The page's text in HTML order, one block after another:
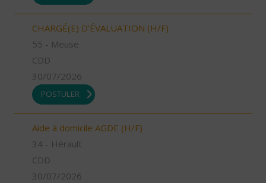
CHARGÉ(E) D'ÉVALUATION (H/F)
55 - Meuse
CDD
30/07/2026
POSTULER
Aide à domicile AGDE (H/F)
34 - Hérault
CDD
30/07/2026